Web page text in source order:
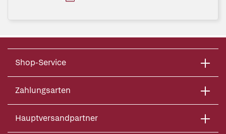
Shop-Service
Zahlungsarten
Hauptversandpartner